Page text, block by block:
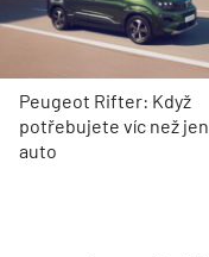
Peugeot Rifter: Když
potřebujete víc než jen
auto